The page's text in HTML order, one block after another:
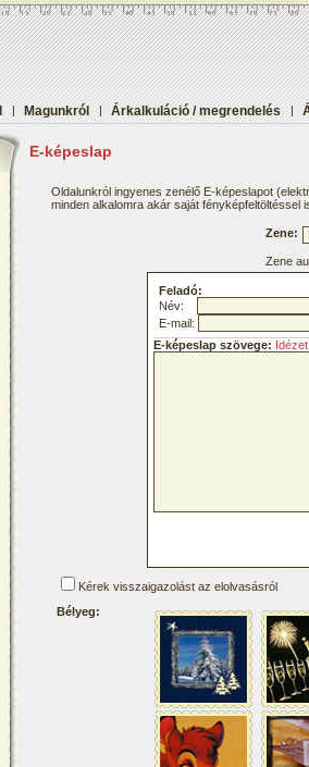
| Magunkról | Árkalkuláció / megrendelés |
E-képeslap
Oldalunkról ingyenes zenélő E-képeslapot
minden alkalomra akár saját fényképfeltöltéssel
Zene:
Zene
Feladó:
Név:
E-mail:
E-képeslap szövege:
Kérek visszaigazolást az elolvasásról
Bélyeg: